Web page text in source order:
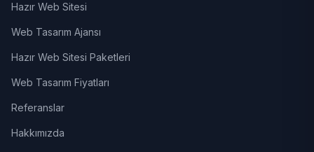
Hazır Web Sitesi
Web Tasarım Ajansı
Hazır Web Sitesi Paketleri
Web Tasarım Fiyatları
Referanslar
Hakkımızda